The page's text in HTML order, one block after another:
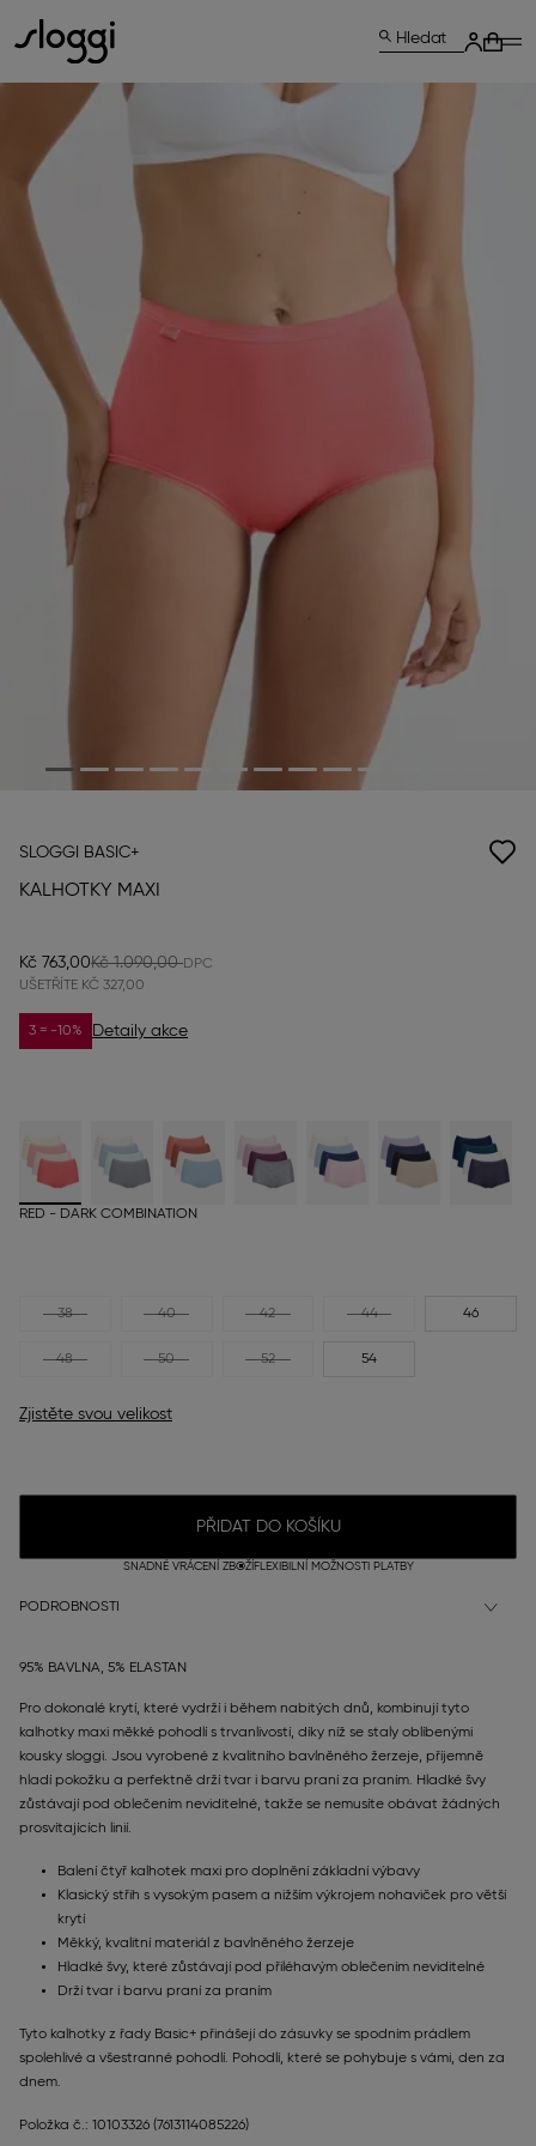
Hledat
SLOGGI BASIC+
KALHOTKY MAXI
Kč 763,00Kč 1.090,00
UŠETŘÍTE KČ 327,00
3 = -10% Detaily akce
RED - DARK COMBINATION
38 40 42 44 46
48 50 52 54
Zjistěte svou velikost
PŘIDAT DO KOŠÍKU
SNADNÉ VRÁCENÍ ZBOŽÍ FLEXIBILNÍ MOŽNOSTI PLATBY
PODROBNOSTI
95% BAVLNA, 5% ELASTAN
Pro dokonalé krytí, které vydrží i během nabitých dnů, kombinují tyto
kalhotky maxi měkké pohodlí s trvanlivostí, díky níž se staly oblíbenými
kousky sloggi. Jsou vyrobené z kvalitního bavlněného žerzeje, příjemně
hladí pokožku a perfektně drží tvar i barvu praní za praním. Hladké švy
zůstávají pod oblečením neviditelné, takže se nemusíte obávat žádných
prosvítajících linií.
Balení čtyř kalhotek maxi pro doplnění základní výbavy
Klasický střih s vysokým pasem a nižším výkrojem nohaviček pro větší
krytí
Měkký, kvalitní materiál z bavlněného žerzeje
Hladké švy, které zůstávají pod přiléhavým oblečením neviditelné
Drží tvar i barvu praní za praním
Tyto kalhotky z řady Basic+ přinášejí do zásuvky se spodním prádlem
spolehlivé a všestranné pohodlí. Pohodlí, které se pohybuje s vámi, den za
dnem.
Položka č.: 10103326 (7613114085226)